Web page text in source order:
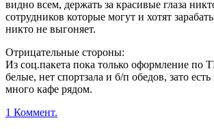
видно всем, держать за красивые глаза
сотрудников которые могут и хотят
никто не выгоняет.
Отрицательные стороны:
Из соц.пакета пока только оформление по
белые, нет спортзала и б/п обедов, зато
много кафе рядом.
1 Коммент.